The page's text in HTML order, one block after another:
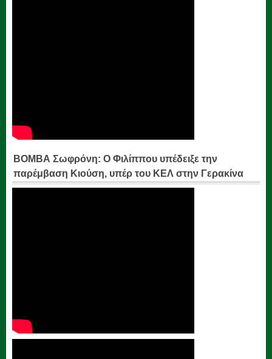
ΒΟΜΒΑ Σωφρόνη: Ο Φιλίππου υπέδειξε την
παρέμβαση Κιούση, υπέρ του ΚΕΛ στην Γερακίνα